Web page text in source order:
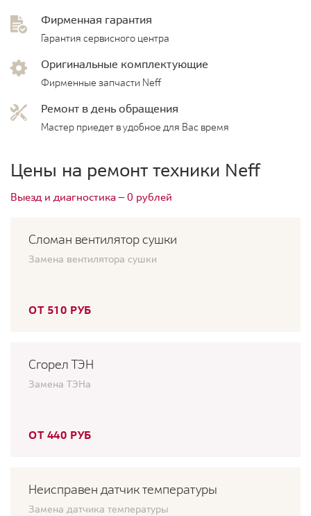
Фирменная гарантия
Гарантия сервисного центра
Оригинальные комплектующие
Фирменные запчасти Neff
Ремонт в день обращения
Мастер приедет в удобное для Вас время
Цены на ремонт техники Neff
Выезд и диагностика — 0 рублей
Сломан вентилятор сушки
Замена вентилятора сушки
ОТ 510 РУБ
Сгорел ТЭН
Замена ТЭНа
ОТ 440 РУБ
Неисправен датчик температуры
Замена датчика температуры